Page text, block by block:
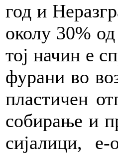
год и
околу 30%
тој начин е
фурани во
пластичен
собирање и
сијалици,